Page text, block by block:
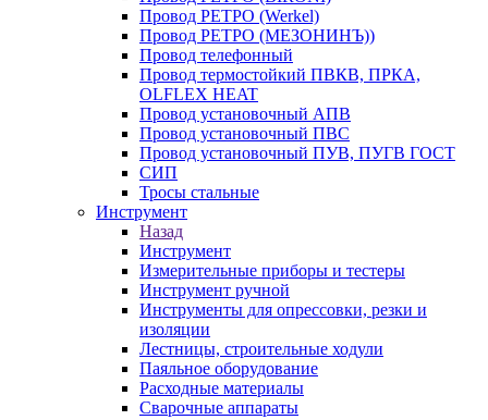
Провод РЕТРО (Werkel)
Провод РЕТРО (МЕЗОНИНЪ))
Провод телефонный
Провод термостойкий ПВКВ, ПРКА,
OLFLEX HEAT
Провод установочный АПВ
Провод установочный ПВС
Провод установочный ПУВ, ПУГВ ГОСТ
СИП
Тросы стальные
Инструмент
Назад
Инструмент
Измерительные приборы и тестеры
Инструмент ручной
Инструменты для опрессовки, резки и
изоляции
Лестницы, строительные ходули
Паяльное оборудование
Расходные материалы
Сварочные аппараты